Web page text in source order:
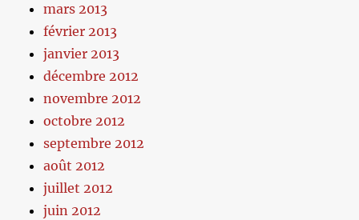
mars 2013
février 2013
janvier 2013
décembre 2012
novembre 2012
octobre 2012
septembre 2012
août 2012
juillet 2012
juin 2012